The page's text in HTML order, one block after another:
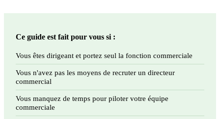
Ce guide est fait pour vous si :
Vous êtes dirigeant et portez seul la fonction commerciale
Vous n'avez pas les moyens de recruter un directeur
commercial
Vous manquez de temps pour piloter votre équipe
commerciale